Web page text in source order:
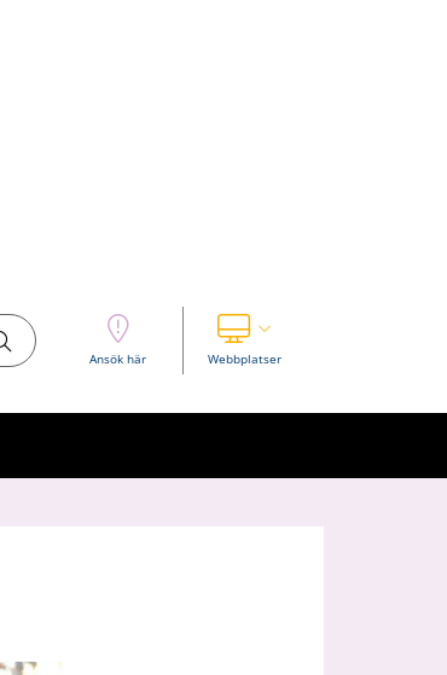
Ansök här WebbplatserVisa våra andra webbplatser